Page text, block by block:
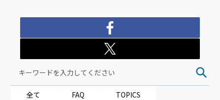
全て FAQ
TOPICS